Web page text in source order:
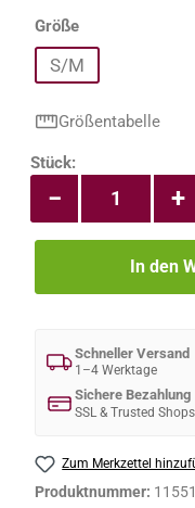
Größeauswählen
S/M
Größentabelle
Produkt
Stück:
+
−
In den
Schneller Versand
1–4 Werktage
Sichere Bezahlung
SSL & Trusted Shops
Zum Merkzettel
Produktnummer: